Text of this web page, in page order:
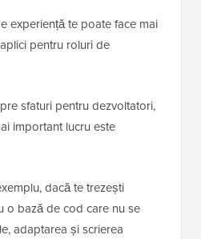
experiență te poate face mai
pentru roluri de
sfaturi pentru dezvoltatori,
important lucru este
dacă te trezești
o bază de cod care nu se
adaptarea și scrierea